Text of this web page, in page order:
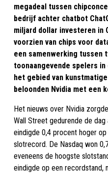
megadeal tussen
bedrijf achter chatbot
miljard dollar investeren in
voorzien van chips voor
een samenwerking tussen
toonaangevende spelers
het gebied van
beloonden Nvidia met een
Het nieuws over Nvidia
Wall Street gedurende de
eindigde 0,4 procent hoger
slotrecord. De Nasdaq won
eveneens de hoogste
eindigde op een recordstand,